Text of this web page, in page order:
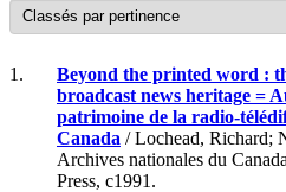
1.
Beyond the printed word :
broadcast news heritage =
patrimoine de la radio-
Canada / Lochead, Richard;
Archives nationales du
Press, c1991.